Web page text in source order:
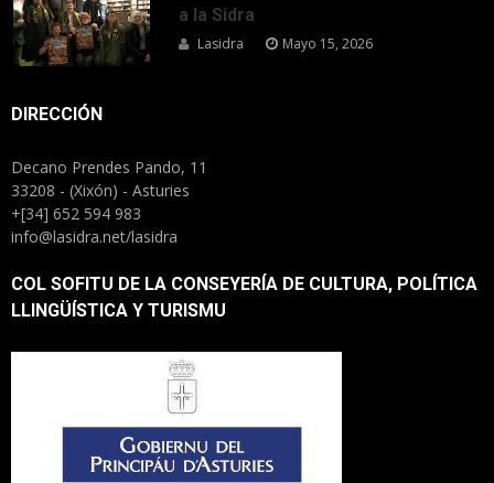
a la Sidra
Lasidra Mayo 15, 2026
DIRECCIÓN
Decano Prendes Pando, 11
33208 - (Xixón) - Asturies
+[34] 652 594 983
info@lasidra.net/lasidra
COL SOFITU DE LA CONSEYERÍA DE CULTURA, POLÍTICA
LLINGÜÍSTICA Y TURISMU